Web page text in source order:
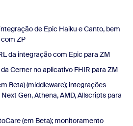
de Epic Haiku e Canto, bem
ZP
da integração com Epic para ZM
Cerner no aplicativo FHIR para ZM
Beta) (middleware); integrações
Gen, Athena, AMD, Allscripts para
(em Beta); monitoramento